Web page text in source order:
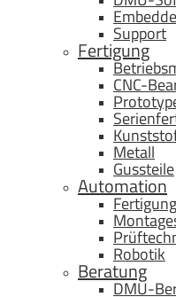
Support
Fertigung
CNC-
Metall
Gussteile
Automation
Robotik
Beratung
DMU-